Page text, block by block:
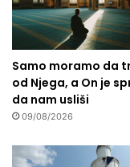
Samo moramo da
od Njega, a On je
da nam usliši
09/08/2026